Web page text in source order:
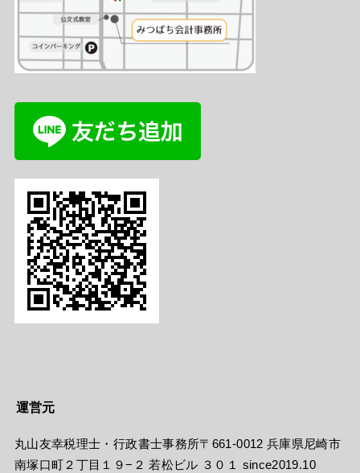
運営元
丸山友幸税理士・行政書士事務所〒661-0012 兵庫県尼崎市
南塚口町２丁目１９−２ 若松ビル ３０１ since2019.10